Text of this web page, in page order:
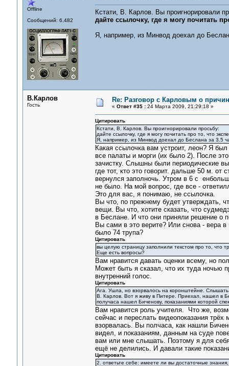
Offline
Сообщений: 6,482
Кстати, В. Карлов. Вы проигнорировали
дайте ссылочку, где я могу почитать
Я, например, из Минвод доехал до
В.Карлов
Гость
Re: Разговор с Карловым о
« Ответ #35 :24 Марта 2009, 21:29:18 »
Цитировать
Кстати, В. Карлов. Вы проигнорировали просьбу:
дайте ссылочку, где я могу почитать про то, что
Я, например, из Минвод доехал до Беслана за 3.5
Какая ссылочка вам устроит, леон? Я
все палаты и морги (их было 2). После
зачистку. Слышны были периодические
где тот, кто это говорит. дальше 50 м.
вернулся заполночь. Утром в 6 с
не было. На мой вопрос, где все -
Это для вас, я понимаю, не ссылочка.
Вы что, по прежнему будет утверждать,
вещи. Вы что, хотите сказать, что
в Беслане. И что они приняли решение о
Вы сами в это верите? Или снова - вера в
было 74 трупа?
Цитировать
вы целую страницу заполнили текстом про то, что
Еще есть вопросы?
Вам нравится давать оценки всему, но
Может быть я сказал, что их туда ночью
внутренний голос.
Цитировать
Ага. Ушла, но взорвалось на коронштейне.
В. Карлов. Вот я живу в Питере. Приехал, нашел в
получаса нашел Биченову, показаниями которой
Вам нравится роль учителя. Что же,
сейчас и переслать видеопоказания
взорвалась. Вы полчаса, как нашли
видел, и показаниям, данным на суде
вам или мне слышать. Поэтому я для
ещё не делились. И давали такие
Цитировать
2. ответьте себе: имеете ли вы достаточные